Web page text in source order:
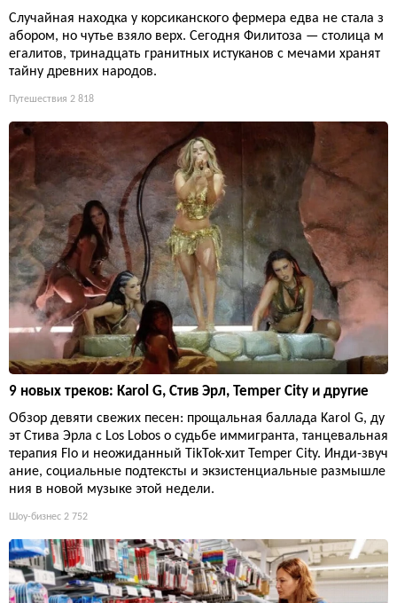
Случайная находка у корсиканского фермера едва не стала з
абором, но чутье взяло верх. Сегодня Филитоза — столица м
егалитов, тринадцать гранитных истуканов с мечами хранят
тайну древних народов.
Путешествия 2 818
9 новых треков: Karol G, Стив Эрл, Temper City и другие
Обзор девяти свежих песен: прощальная баллада Karol G, ду
эт Стива Эрла с Los Lobos о судьбе иммигранта, танцевальная
терапия Flo и неожиданный TikTok-хит Temper City. Инди-звуч
ание, социальные подтексты и экзистенциальные размышле
ния в новой музыке этой недели.
Шоу-бизнес 2 752